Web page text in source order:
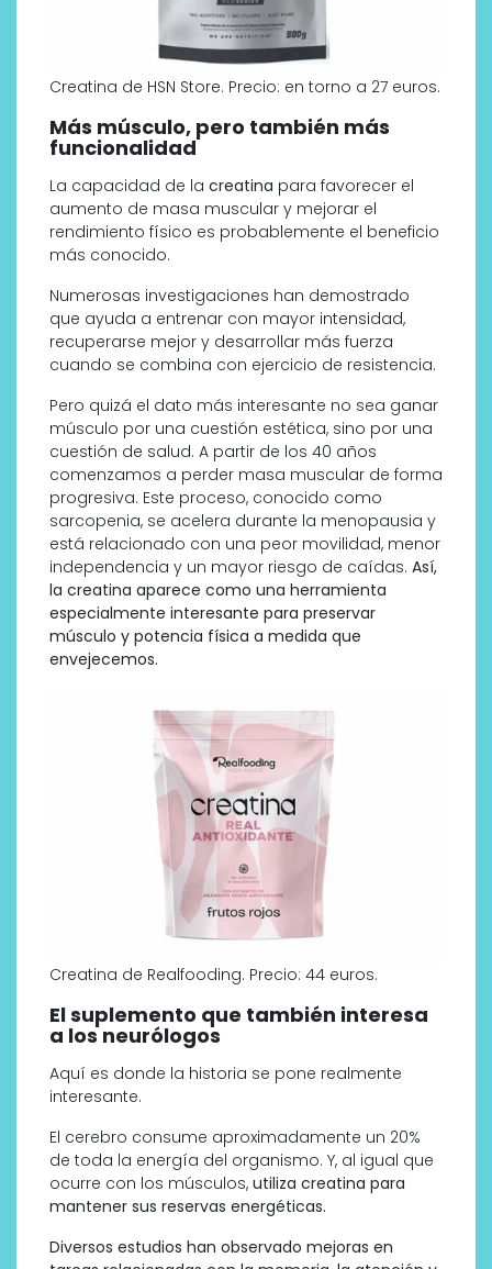
Creatina de HSN Store. Precio: en torno a 27 euros.
Más músculo, pero también más
funcionalidad
La capacidad de la creatina para favorecer el
aumento de masa muscular y mejorar el
rendimiento físico es probablemente el beneficio
más conocido.
Numerosas investigaciones han demostrado
que ayuda a entrenar con mayor intensidad,
recuperarse mejor y desarrollar más fuerza
cuando se combina con ejercicio de resistencia.
Pero quizá el dato más interesante no sea ganar
músculo por una cuestión estética, sino por una
cuestión de salud. A partir de los 40 años
comenzamos a perder masa muscular de forma
progresiva. Este proceso, conocido como
sarcopenia, se acelera durante la menopausia y
está relacionado con una peor movilidad, menor
independencia y un mayor riesgo de caídas. Así,
la creatina aparece como una herramienta
especialmente interesante para preservar
músculo y potencia física a medida que
envejecemos.
Creatina de Realfooding. Precio: 44 euros.
El suplemento que también interesa
a los neurólogos
Aquí es donde la historia se pone realmente
interesante.
El cerebro consume aproximadamente un 20%
de toda la energía del organismo. Y, al igual que
ocurre con los músculos, utiliza creatina para
mantener sus reservas energéticas.
Diversos estudios han observado mejoras en